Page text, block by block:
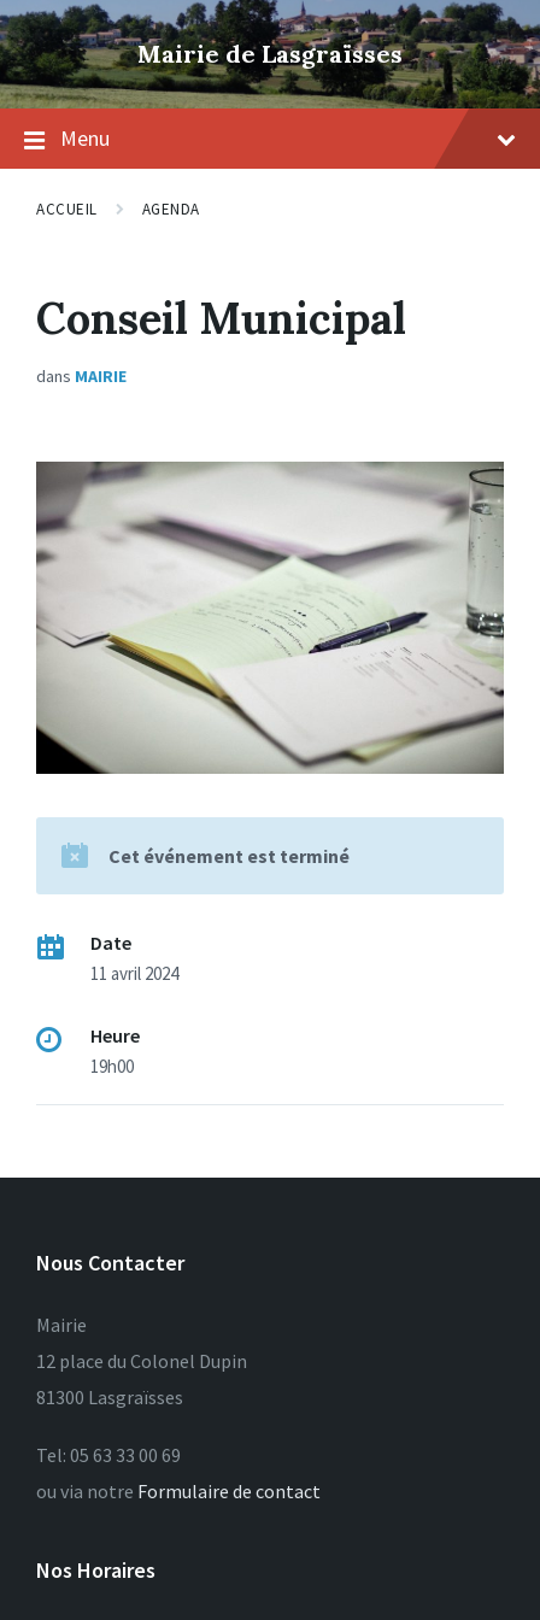
Skip
to
content
Skip
to
main
navigation
Skip
to
footer
Mairie de Lasgraïsses
Menu
ACCUEIL AGENDA
Conseil Municipal
dans MAIRIE
Cet événement est terminé
Date
11 avril 2024
Heure
19h00
Nous Contacter
Mairie
12 place du Colonel Dupin
81300 Lasgraïsses
Tel: 05 63 33 00 69
ou via notre Formulaire de contact
Nos Horaires